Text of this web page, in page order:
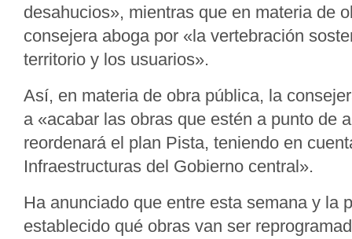
desahucios», mientras que en materia de
consejera aboga por «la vertebración
territorio y los usuarios».
Así, en materia de obra pública, la
a «acabar las obras que estén a punto de
reordenará el plan Pista, teniendo en
Infraestructuras del Gobierno central».
Ha anunciado que entre esta semana y la
establecido qué obras van ser